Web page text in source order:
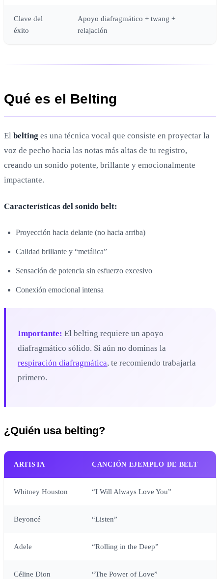
Clave del
éxito
Apoyo diafragmático + twang +
relajación
Qué es el Belting
El belting es una técnica vocal que consiste en proyectar la
voz de pecho hacia las notas más altas de tu registro,
creando un sonido potente, brillante y emocionalmente
impactante.
Características del sonido belt:
Proyección hacia delante (no hacia arriba)
Calidad brillante y “metálica”
Sensación de potencia sin esfuerzo excesivo
Conexión emocional intensa
Importante: El belting requiere un apoyo
diafragmático sólido. Si aún no dominas la
respiración diafragmática, te recomiendo trabajarla
primero.
¿Quién usa belting?
ARTISTA CANCIÓN EJEMPLO DE BELT
Whitney Houston “I Will Always Love You”
Beyoncé “Listen”
Adele “Rolling in the Deep”
Céline Dion “The Power of Love”